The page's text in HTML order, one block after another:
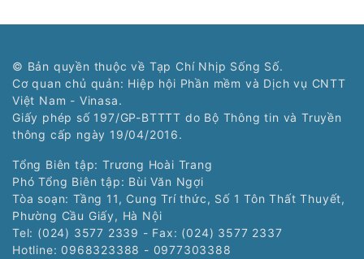
© Bản quyền thuộc về Tạp Chí Nhịp Sống Số.
Cơ quan chủ quản: Hiệp hội Phần mềm và Dịch vụ CNTT
Việt Nam - Vinasa.
Giấy phép số 197/GP-BTTTT do Bộ Thông tin và Truyền
thông cấp ngày 19/04/2016.
Tổng Biên tập: Trương Hoài Trang
Phó Tổng Biên tập: Bùi Văn Ngợi
Tòa soạn: Tầng 11, Cung Trí thức, Số 1 Tôn Thất Thuyết,
Phường Cầu Giấy, Hà Nội
Tel: (024) 3577 2339 - Fax: (024) 3577 2337
Hotline: 0968323388 - 0977303388